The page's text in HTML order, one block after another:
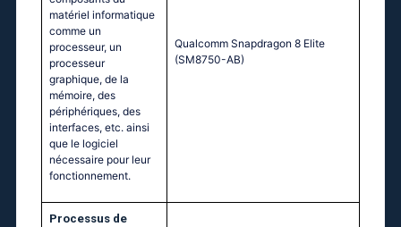
matériel informatique
comme un
processeur, un
processeur
graphique, de la
mémoire, des
périphériques, des
interfaces, etc. ainsi
que le logiciel
nécessaire pour leur
fonctionnement.
Qualcomm Snapdragon 8 Elite
(SM8750-AB)
Processus de